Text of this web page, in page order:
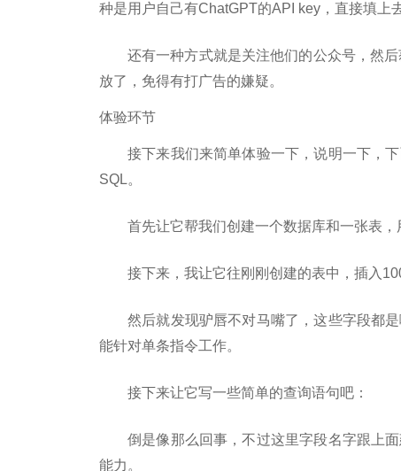
种是用户自己有ChatGPT的API key，直接填上
还有一种方式就是关注他们的公众号，然
放了，免得有打广告的嫌疑。
体验环节
接下来我们来简单体验一下，说明一下，
SQL。
首先让它帮我们创建一个数据库和一张表，
接下来，我让它往刚刚创建的表中，插入
然后就发现驴唇不对马嘴了，这些字段都
能针对单条指令工作。
接下来让它写一些简单的查询语句吧：
倒是像那么回事，不过这里字段名字跟上
能力。